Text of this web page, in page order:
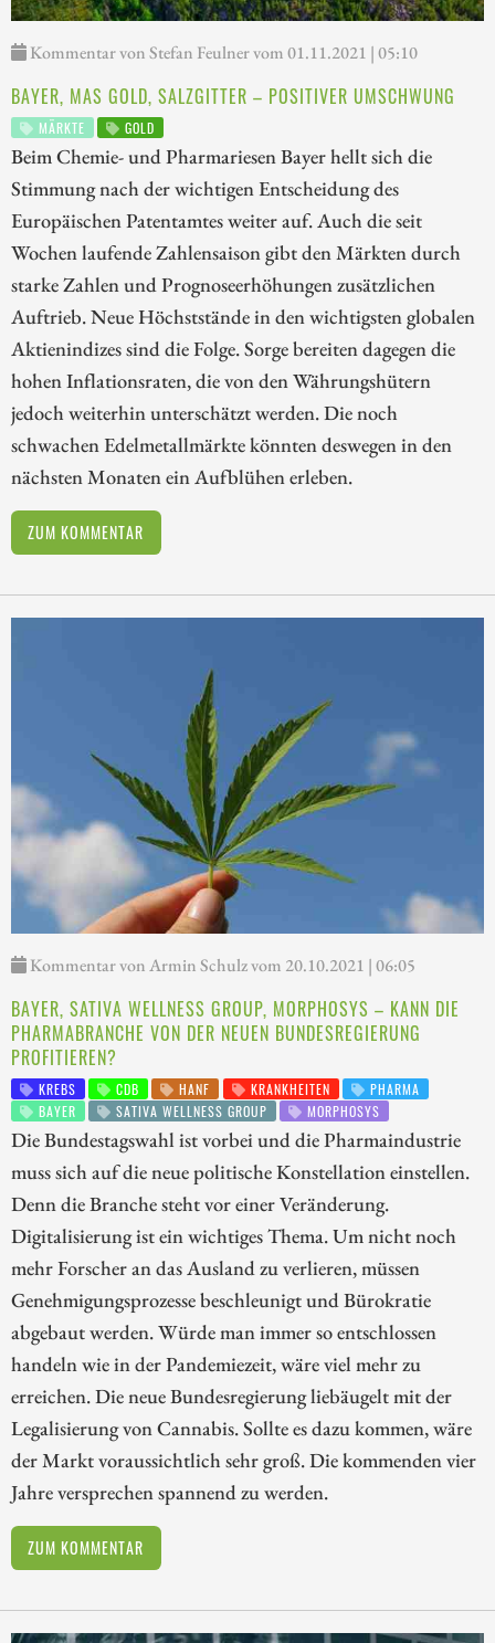
Kommentar von Stefan Feulner vom 01.11.2021 | 05:10
BAYER, MAS GOLD, SALZGITTER – POSITIVER UMSCHWUNG
MÄRKTE GOLD
Beim Chemie- und Pharmariesen Bayer hellt sich die
Stimmung nach der wichtigen Entscheidung des
Europäischen Patentamtes weiter auf. Auch die seit
Wochen laufende Zahlensaison gibt den Märkten durch
starke Zahlen und Prognoseerhöhungen zusätzlichen
Auftrieb. Neue Höchststände in den wichtigsten globalen
Aktienindizes sind die Folge. Sorge bereiten dagegen die
hohen Inflationsraten, die von den Währungshütern
jedoch weiterhin unterschätzt werden. Die noch
schwachen Edelmetallmärkte könnten deswegen in den
nächsten Monaten ein Aufblühen erleben.
ZUM KOMMENTAR
Kommentar von Armin Schulz vom 20.10.2021 | 06:05
BAYER, SATIVA WELLNESS GROUP, MORPHOSYS – KANN DIE
PHARMABRANCHE VON DER NEUEN BUNDESREGIERUNG
PROFITIEREN?
KREBS CDB HANF KRANKHEITEN
PHARMA
BAYER
SATIVA WELLNESS GROUP MORPHOSYS
Die Bundestagswahl ist vorbei und die Pharmaindustrie
muss sich auf die neue politische Konstellation einstellen.
Denn die Branche steht vor einer Veränderung.
Digitalisierung ist ein wichtiges Thema. Um nicht noch
mehr Forscher an das Ausland zu verlieren, müssen
Genehmigungsprozesse beschleunigt und Bürokratie
abgebaut werden. Würde man immer so entschlossen
handeln wie in der Pandemiezeit, wäre viel mehr zu
erreichen. Die neue Bundesregierung liebäugelt mit der
Legalisierung von Cannabis. Sollte es dazu kommen, wäre
der Markt voraussichtlich sehr groß. Die kommenden vier
Jahre versprechen spannend zu werden.
ZUM KOMMENTAR